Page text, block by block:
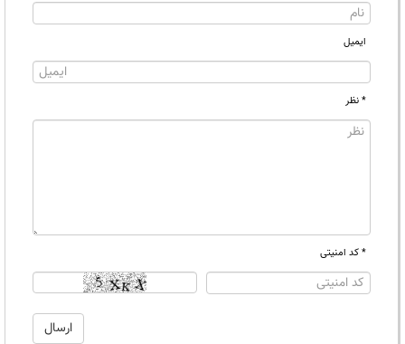
ایمیل
* نظر
* کد امنیتی